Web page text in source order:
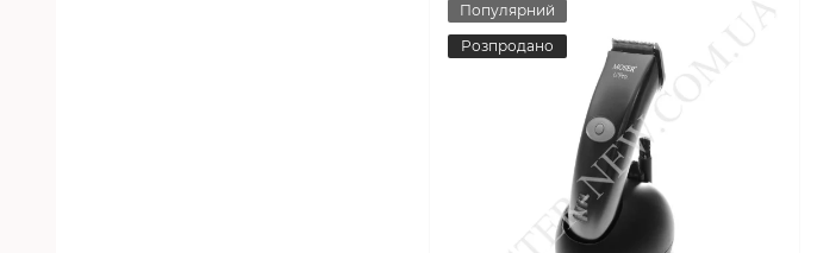
Популярний
Розпродано